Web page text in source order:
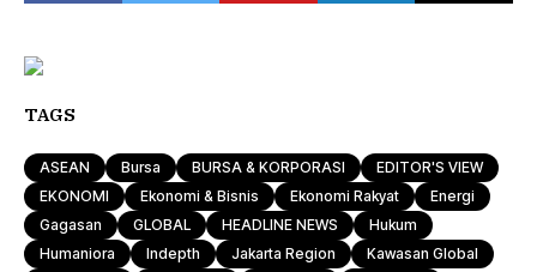
TAGS
ASEAN Bursa BURSA & KORPORASI
EDITOR'S VIEW
EKONOMI
Ekonomi & Bisnis Ekonomi Rakyat
Energi
Gagasan
GLOBAL HEADLINE NEWS
Hukum
Humaniora
Indepth Jakarta Region
Kawasan Global